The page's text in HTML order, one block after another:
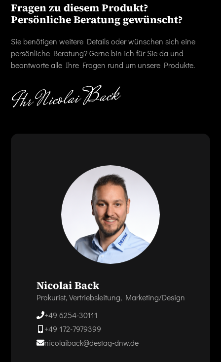
Fragen zu diesem Produkt?
Persönliche Beratung gewünscht?
Sie benötigen weitere Details oder wünschen sich eine
persönliche Beratung? Gerne bin ich für Sie da und
beantworte alle Ihre Fragen rund um unsere Produkte.
Nicolai Back
Prokurist, Vertriebsleitung, Marketing/Design
+49 6254-30111
+49 172-7979399
nicolaiback@destag-dnw.de